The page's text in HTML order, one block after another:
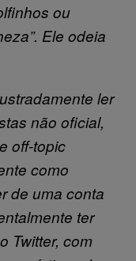
ou
Ele odeia
ler
não oficial,
off-topic
como
de uma conta
ter
Twitter, com